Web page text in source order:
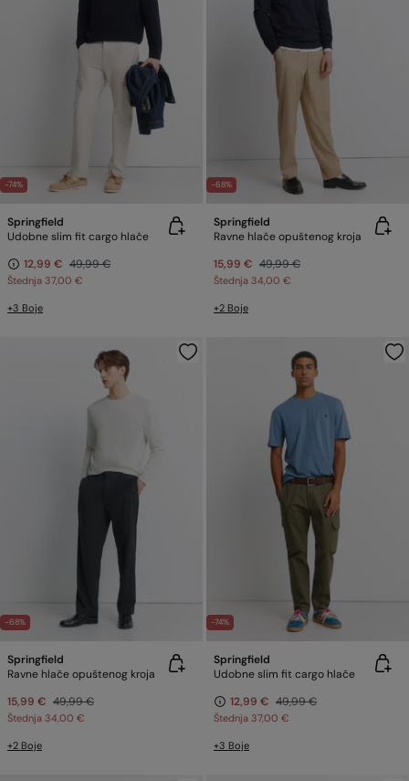
-74%
Springfield
Udobne slim fit cargo hlače
12,99 € 49,99 €
Štednja 37,00 €
+3 Boje
-68%
Springfield
Ravne hlače opuštenog kroja
15,99 € 49,99 €
Štednja 34,00 €
+2 Boje
-68%
Springfield
Ravne hlače opuštenog kroja
15,99 € 49,99 €
Štednja 34,00 €
+2 Boje
-74%
Springfield
Udobne slim fit cargo hlače
12,99 € 49,99 €
Štednja 37,00 €
+3 Boje